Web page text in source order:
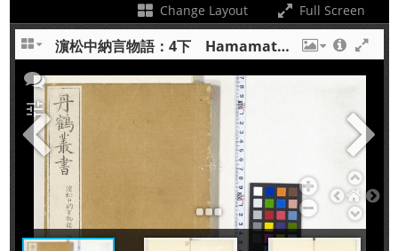
Change Layout Full Screen
+
濵松中納言物語：4下 Hamamatsu chunagon monogatari : 4 ge
tune